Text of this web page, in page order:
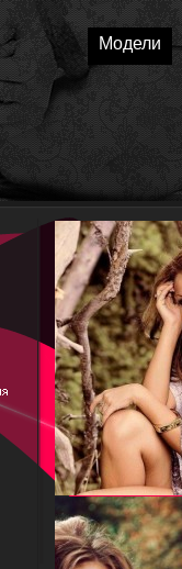
Модели